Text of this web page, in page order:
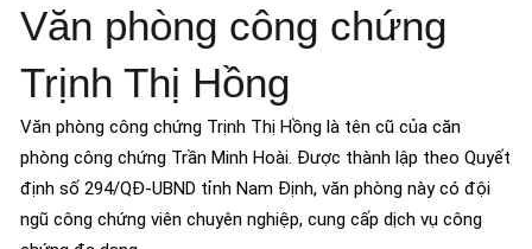
Văn phòng công chứng
Trịnh Thị Hồng
Văn phòng công chứng Trịnh Thị Hồng là tên cũ của căn
phòng công chứng Trần Minh Hoài. Được thành lập theo Quyết
định số 294/QĐ-UBND tỉnh Nam Định, văn phòng này có đội
ngũ công chứng viên chuyên nghiệp, cung cấp dịch vụ công